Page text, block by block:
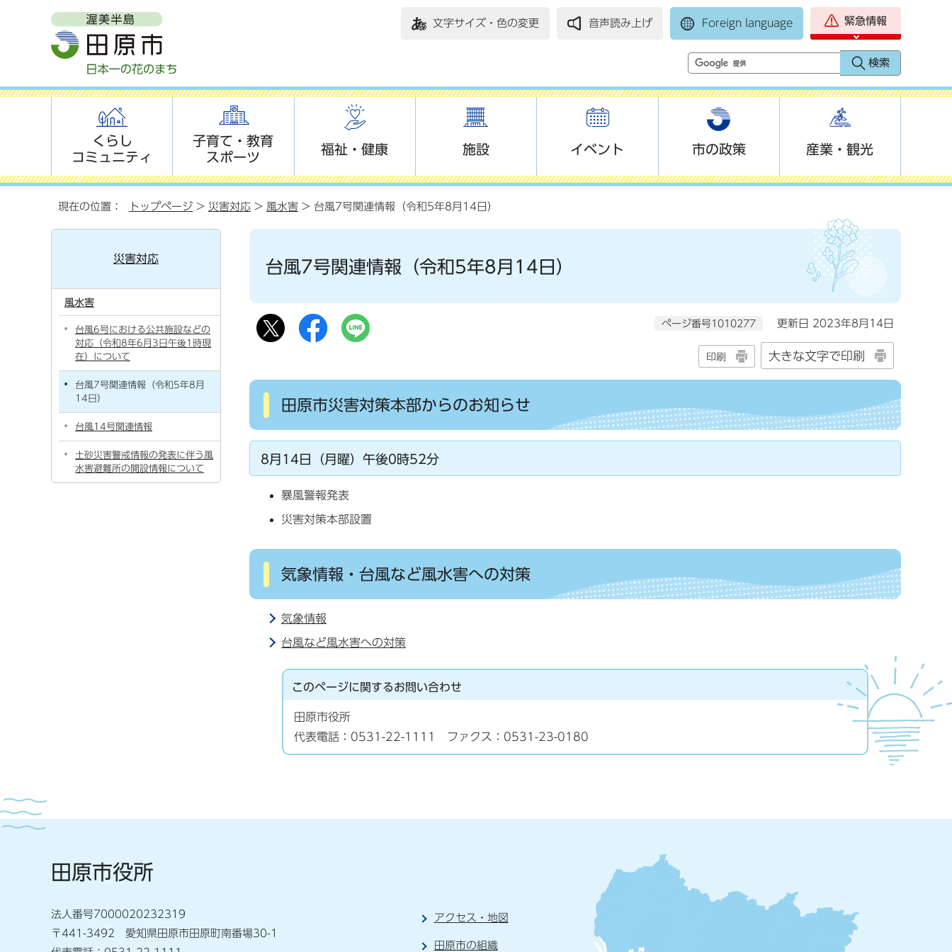
文字サイズ・色の変更 音声読み上げ Foreign language 緊急情報
くらし
コミュニティ
子育て・教育
スポーツ
福祉・健康 施設 イベント 市の政策 産業・観光
現在の位置： トップページ > 災害対応 > 風水害 > 台風7号関連情報（令和5年8月14日）
台風7号関連情報（令和5年8月14日）
ページ番号1010277 更新日 2023年8月14日
印刷 大きな文字で印刷
田原市災害対策本部からのお知らせ
8月14日（月曜）午後0時52分
暴風警報発表
災害対策本部設置
気象情報・台風など風水害への対策
気象情報
台風など風水害への対策
このページに関するお問い合わせ
田原市役所
代表電話：0531-22-1111 ファクス：0531-23-0180
災害対応
風水害
台風6号における公共施設などの
対応（令和8年6月3日午後1時現
在）について
台風7号関連情報（令和5年8月
14日）
台風14号関連情報
土砂災害警戒情報の発表に伴う風
水害避難所の開設情報について
田原市役所
法人番号7000020232319
〒441-3492 愛知県田原市田原町南番場30-1
アクセス・地図
田原市の組織